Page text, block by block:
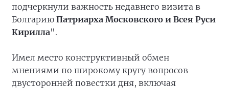
подчеркнули важность недавнего визита в
Болгарию Патриарха Московского и Всея Руси
Кирилла".
Имел место конструктивный обмен
мнениями по широкому кругу вопросов
двусторонней повестки дня, включая